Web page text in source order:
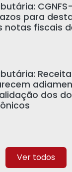
para
notas fiscais
dos
Ver todos